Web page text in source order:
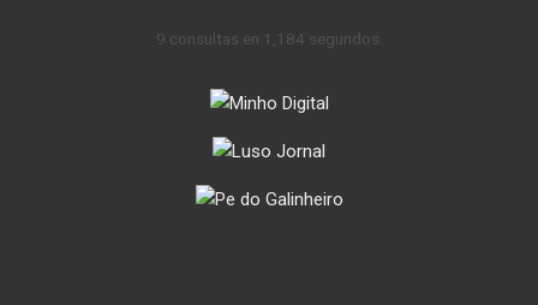
9 consultas en 1,184 segundos.